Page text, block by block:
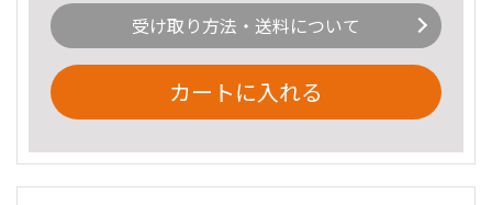
受け取り方法・送料について
カートに入れる